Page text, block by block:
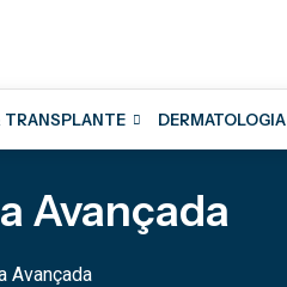
TRANSPLANTE DERMATOLOGIA
Avançada
Avançada